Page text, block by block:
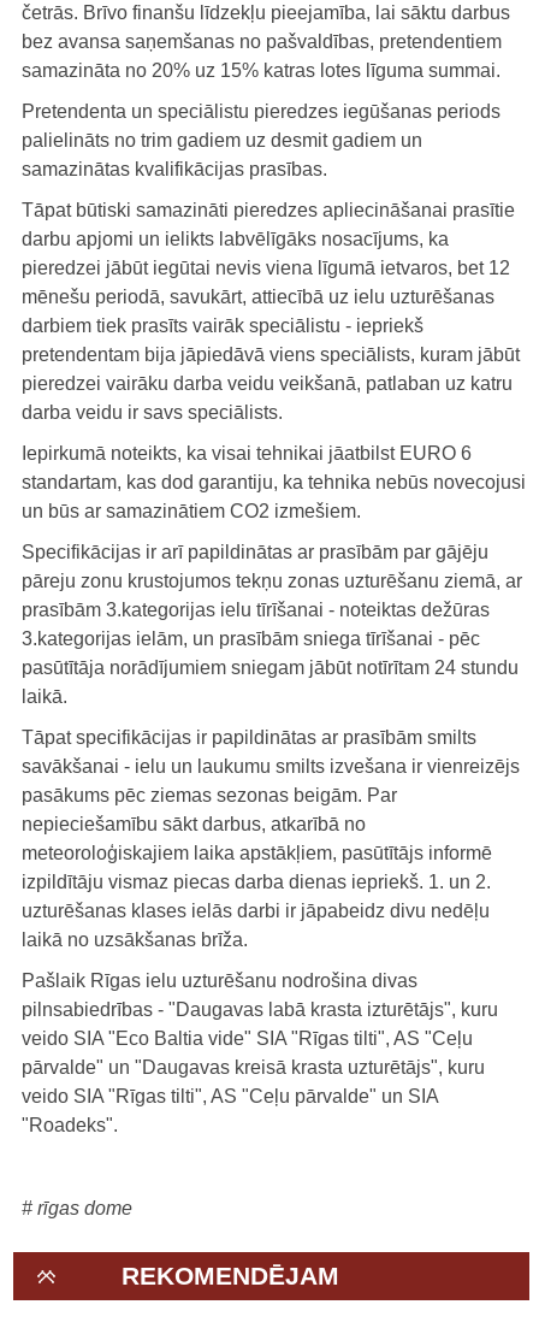
četrās. Brīvo finanšu līdzekļu pieejamība, lai sāktu darbus
bez avansa saņemšanas no pašvaldības, pretendentiem
samazināta no 20% uz 15% katras lotes līguma summai.
Pretendenta un speciālistu pieredzes iegūšanas periods
palielināts no trim gadiem uz desmit gadiem un
samazinātas kvalifikācijas prasības.
Tāpat būtiski samazināti pieredzes apliecināšanai prasītie
darbu apjomi un ielikts labvēlīgāks nosacījums, ka
pieredzei jābūt iegūtai nevis viena līgumā ietvaros, bet 12
mēnešu periodā, savukārt, attiecībā uz ielu uzturēšanas
darbiem tiek prasīts vairāk speciālistu - iepriekš
pretendentam bija jāpiedāvā viens speciālists, kuram jābūt
pieredzei vairāku darba veidu veikšanā, patlaban uz katru
darba veidu ir savs speciālists.
Iepirkumā noteikts, ka visai tehnikai jāatbilst EURO 6
standartam, kas dod garantiju, ka tehnika nebūs novecojusi
un būs ar samazinātiem CO2 izmešiem.
Specifikācijas ir arī papildinātas ar prasībām par gājēju
pāreju zonu krustojumos tekņu zonas uzturēšanu ziemā, ar
prasībām 3.kategorijas ielu tīrīšanai - noteiktas dežūras
3.kategorijas ielām, un prasībām sniega tīrīšanai - pēc
pasūtītāja norādījumiem sniegam jābūt notīrītam 24 stundu
laikā.
Tāpat specifikācijas ir papildinātas ar prasībām smilts
savākšanai - ielu un laukumu smilts izvešana ir vienreizējs
pasākums pēc ziemas sezonas beigām. Par
nepieciešamību sākt darbus, atkarībā no
meteoroloģiskajiem laika apstākļiem, pasūtītājs informē
izpildītāju vismaz piecas darba dienas iepriekš. 1. un 2.
uzturēšanas klases ielās darbi ir jāpabeidz divu nedēļu
laikā no uzsākšanas brīža.
Pašlaik Rīgas ielu uzturēšanu nodrošina divas
pilnsabiedrības - "Daugavas labā krasta izturētājs", kuru
veido SIA "Eco Baltia vide" SIA "Rīgas tilti", AS "Ceļu
pārvalde" un "Daugavas kreisā krasta uzturētājs", kuru
veido SIA "Rīgas tilti", AS "Ceļu pārvalde" un SIA
"Roadeks".
# rīgas dome
REKOMENDĒJAM